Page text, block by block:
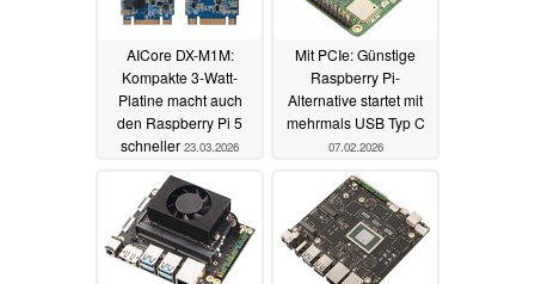
AICore DX-M1M:
Kompakte 3-Watt-
Platine macht auch
den Raspberry Pi 5
schneller 23.03.2026
Mit PCIe: Günstige
Raspberry Pi-
Alternative startet mit
mehrmals USB Typ C
07.02.2026